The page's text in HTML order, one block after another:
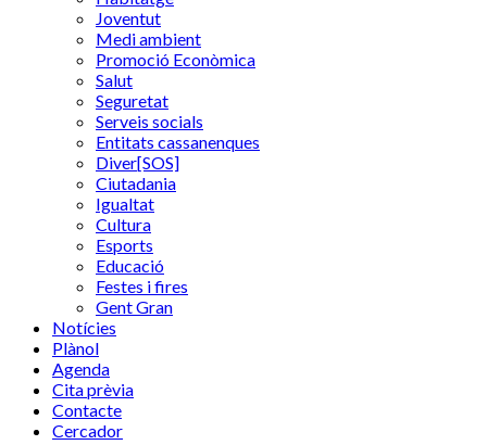
Joventut
Medi ambient
Promoció Econòmica
Salut
Seguretat
Serveis socials
Entitats cassanenques
Diver[SOS]
Ciutadania
Igualtat
Cultura
Esports
Educació
Festes i fires
Gent Gran
Notícies
Plànol
Agenda
Cita prèvia
Contacte
Cercador